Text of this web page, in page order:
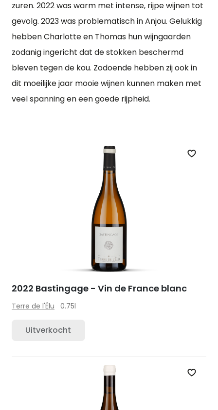
zuren. 2022 was warm met intense, rijpe wijnen tot
gevolg. 2023 was problematisch in Anjou. Gelukkig
hebben Charlotte en Thomas hun wijngaarden
zodanig ingericht dat de stokken beschermd
bleven tegen de kou. Zodoende hebben zij ook in
dit moeilijke jaar mooie wijnen kunnen maken met
veel spanning en een goede rijpheid.
Zet
2022 Bastingage - Vin de France blanc
Terre de l'Élu 0.75l
Uitverkocht
Zet